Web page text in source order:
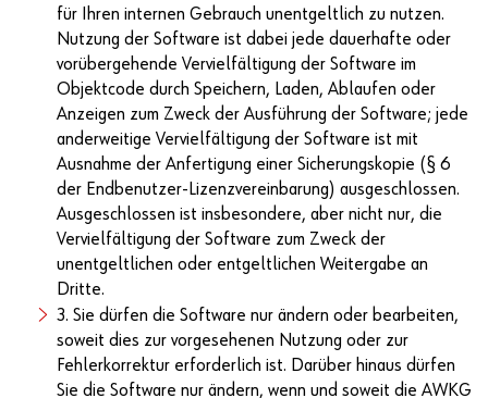
für Ihren internen Gebrauch unentgeltlich zu nutzen.
Nutzung der Software ist dabei jede dauerhafte oder
vorübergehende Vervielfältigung der Software im
Objektcode durch Speichern, Laden, Ablaufen oder
Anzeigen zum Zweck der Ausführung der Software; jede
anderweitige Vervielfältigung der Software ist mit
Ausnahme der Anfertigung einer Sicherungskopie (§ 6
der Endbenutzer-Lizenzvereinbarung) ausgeschlossen.
Ausgeschlossen ist insbesondere, aber nicht nur, die
Vervielfältigung der Software zum Zweck der
unentgeltlichen oder entgeltlichen Weitergabe an
Dritte.
3. Sie dürfen die Software nur ändern oder bearbeiten,
soweit dies zur vorgesehenen Nutzung oder zur
Fehlerkorrektur erforderlich ist. Darüber hinaus dürfen
Sie die Software nur ändern, wenn und soweit die AWKG